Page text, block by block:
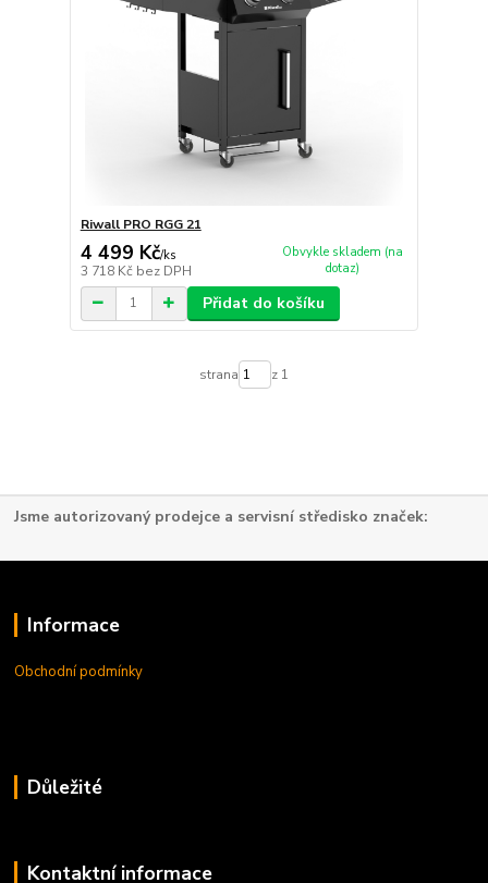
Riwall PRO RGG 21
4 499 Kč/ks
3 718 Kč bez DPH
Obvykle skladem (na
dotaz)
Přidat do košíku
strana z 1
Jsme autorizovaný prodejce a servisní středisko značek:
Informace
Obchodní podmínky
Důležité
Kontaktní informace